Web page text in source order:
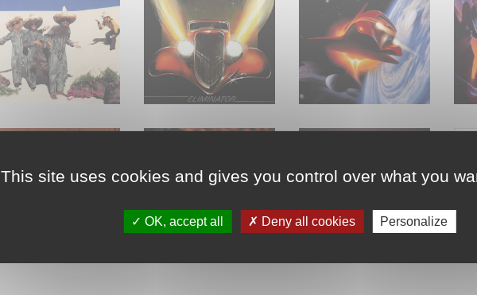
This site uses cookies and gives you control over what you
OK, accept all Deny all cookies Personalize